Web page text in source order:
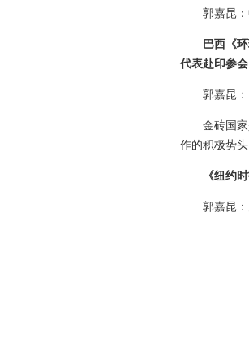
郭嘉昆
巴西《
代表赴印参
郭嘉昆
金砖国
作的积极势
《纽约
郭嘉昆